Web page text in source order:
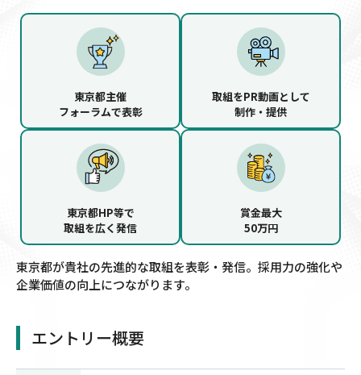
東京都主催
フォーラムで表彰
取組をPR動画として
制作・提供
東京都HP等で
取組を広く発信
賞金最大
50万円
東京都が貴社の先進的な取組を表彰・発信。採用力の強化や
企業価値の向上につながります。
エントリー概要